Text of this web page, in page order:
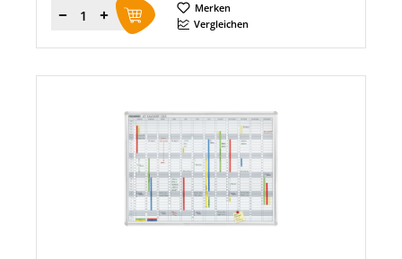
Menge
Merken
Vergleichen